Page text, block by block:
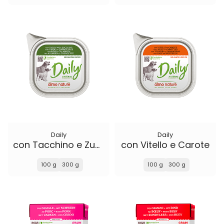
Daily
con Tacchino e Zucchine
100 g 300 g
Daily
con Vitello e Carote
100 g 300 g